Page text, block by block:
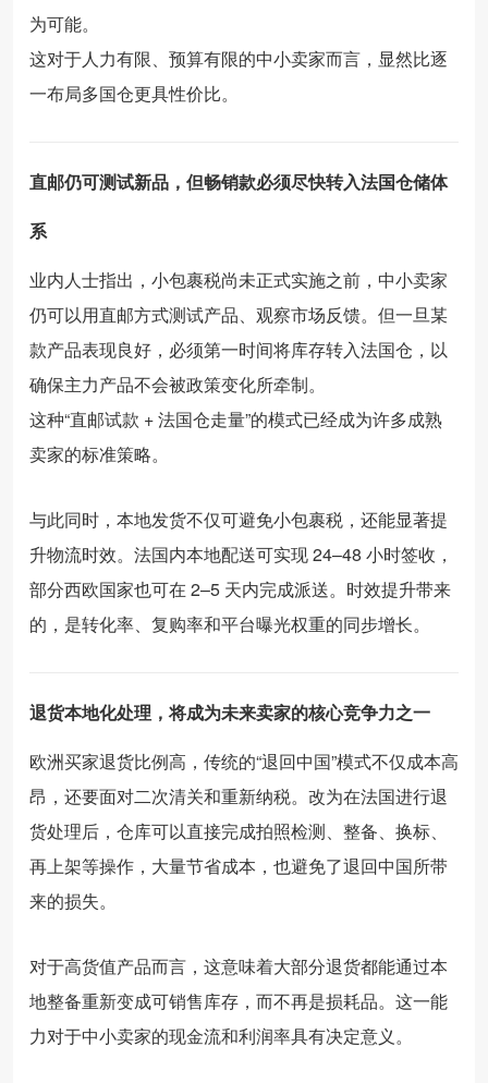
为可能。
这对于人力有限、预算有限的中小卖家而言，显然比逐
一布局多国仓更具性价比。
直邮仍可测试新品，但畅销款必须尽快转入法国仓储体
系
业内人士指出，小包裹税尚未正式实施之前，中小卖家
仍可以用直邮方式测试产品、观察市场反馈。但一旦某
款产品表现良好，必须第一时间将库存转入法国仓，以
确保主力产品不会被政策变化所牵制。
这种“直邮试款 + 法国仓走量”的模式已经成为许多成熟
卖家的标准策略。
与此同时，本地发货不仅可避免小包裹税，还能显著提
升物流时效。法国内本地配送可实现 24–48 小时签收，
部分西欧国家也可在 2–5 天内完成派送。时效提升带来
的，是转化率、复购率和平台曝光权重的同步增长。
退货本地化处理，将成为未来卖家的核心竞争力之一
欧洲买家退货比例高，传统的“退回中国”模式不仅成本高
昂，还要面对二次清关和重新纳税。改为在法国进行退
货处理后，仓库可以直接完成拍照检测、整备、换标、
再上架等操作，大量节省成本，也避免了退回中国所带
来的损失。
对于高货值产品而言，这意味着大部分退货都能通过本
地整备重新变成可销售库存，而不再是损耗品。这一能
力对于中小卖家的现金流和利润率具有决定意义。